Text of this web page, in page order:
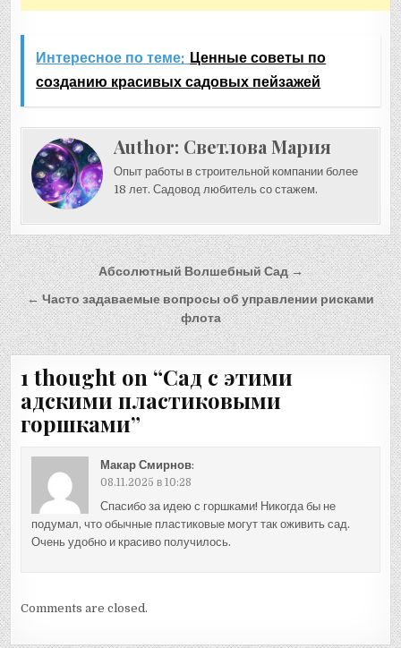
Интересное по теме: Ценные советы по
созданию красивых садовых пейзажей
Author: Светлова Мария
Опыт работы в строительной компании более
18 лет. Садовод любитель со стажем.
Навигация
по
записям
Абсолютный Волшебный Сад →
← Часто задаваемые вопросы об управлении рисками
флота
1 thought on “Сад с этими
адскими пластиковыми
горшками”
Макар Смирнов:
08.11.2025 в 10:28
Спасибо за идею с горшками! Никогда бы не
подумал, что обычные пластиковые могут так оживить сад.
Очень удобно и красиво получилось.
Comments are closed.